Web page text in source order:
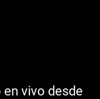
en vivo desde